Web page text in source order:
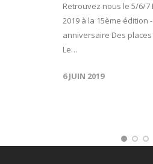
Retrouvez nous le 5/6/7
2019 à la 15ème édition
anniversaire Des places
Le…
6 JUIN 2019